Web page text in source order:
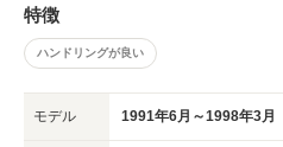
特徴
ハンドリングが良い
モデル 1991年6月～1998年3月